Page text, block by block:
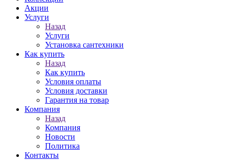
Акции
Услуги
Назад
Услуги
Установка сантехники
Как купить
Назад
Как купить
Условия оплаты
Условия доставки
Гарантия на товар
Компания
Назад
Компания
Новости
Политика
Контакты